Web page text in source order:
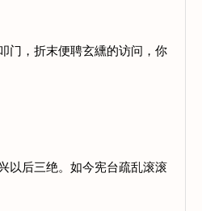
门，折末便聘玄纁的访问，你
以后三绝。如今宪台疏乱滚滚